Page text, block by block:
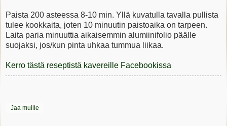
Paista 200 asteessa 8-10 min. Yllä kuvatulla tavalla pullista
tulee kookkaita, joten 10 minuutin paistoaika on tarpeen.
Laita paria minuuttia aikaisemmin alumiinifolio päälle
suojaksi, jos/kun pinta uhkaa tummua liikaa.
Kerro tästä reseptistä kavereille Facebookissa
Jaa muille